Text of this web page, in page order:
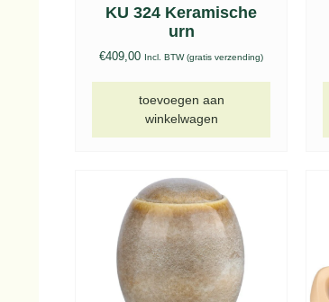
KU 324 Keramische
urn
€409,00 Incl. BTW (gratis verzending)
toevoegen aan
winkelwagen